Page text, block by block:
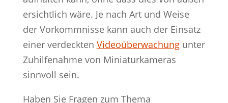
ersichtlich wäre. Je nach Art und Weise
der Vorkommnisse kann auch der Einsatz
einer verdeckten Videoüberwachungunter
Zuhilfenahme von Miniaturkameras
sinnvoll sein.
Haben Sie Fragen zum Thema